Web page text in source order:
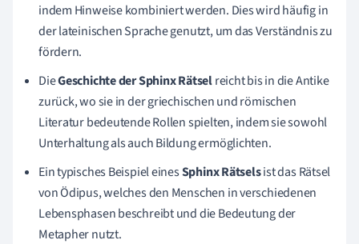
indem Hinweise kombiniert werden. Dies wird häufig in
der lateinischen Sprache genutzt, um das Verständnis zu
fördern.
DieGeschichte der Sphinx Rätselreicht bis in die Antike
zurück, wo sie in der griechischen und römischen
Literatur bedeutende Rollen spielten, indem sie sowohl
Unterhaltung als auch Bildung ermöglichten.
Ein typisches Beispiel einesSphinx Rätselsist das Rätsel
von Ödipus, welches den Menschen in verschiedenen
Lebensphasen beschreibt und die Bedeutung der
Metapher nutzt.